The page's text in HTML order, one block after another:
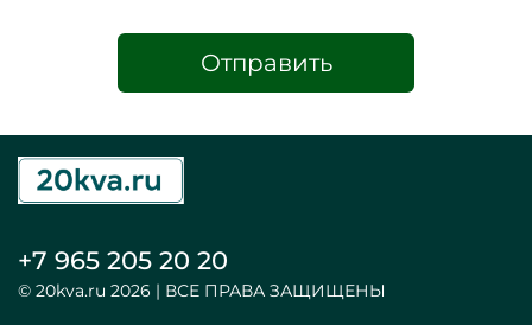
Отправить
+7 965 205 20 20
© 20kva.ru 2026 | ВСЕ ПРАВА ЗАЩИЩЕНЫ